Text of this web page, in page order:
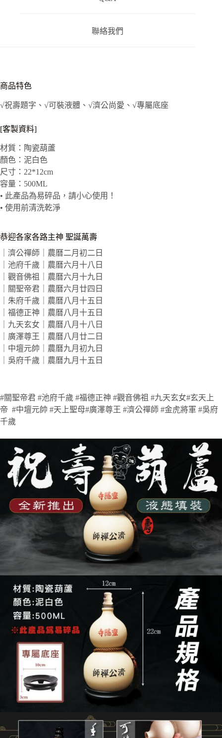
聯絡我們
商品特色
√祝壽題字、√可裝液體、√濟公尚愛、√專屬底座
[客製資料]
材質：陶瓷葫蘆
顏色：泥白色
尺寸：22*12cm
容量：500ML
• 此產品為易碎品，請小心使用！
• 使用前清洗乾淨
恭迎各家各路主神 聖誕萬壽
｜濟公禪師｜農曆二月初二日
｜池府千歲｜農曆六月十八日
｜觀音佛祖｜農曆六月十九日
｜關聖帝君｜農曆六月廿四日
｜朱府千歲｜農曆八月十五日
｜福德正神｜農曆八月十五日
｜九天玄女｜農曆八月十八日
｜廣澤尊王｜農曆八月廿二日
｜中壇元帥｜農曆九月初九日
｜吳府千歲｜農曆九月十五日
#關聖帝君 #池府千歲 #福德正神 #觀音佛祖 #九天玄女#玄天上
帝 #中壇元帥 #天上聖母#廣澤尊王 #濟公禪師 #金虎將軍 #吳府
千歲